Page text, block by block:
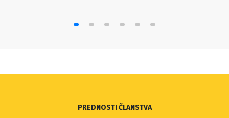
PREDNOSTI ČLANSTVA